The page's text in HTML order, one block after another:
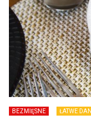
BEZMIĘSNE ŁATWE